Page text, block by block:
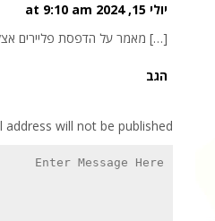
יולי 15, 2024 at 9:10 am
[…] מאמר על הדפסת פליירים
הגב
address will not be published.